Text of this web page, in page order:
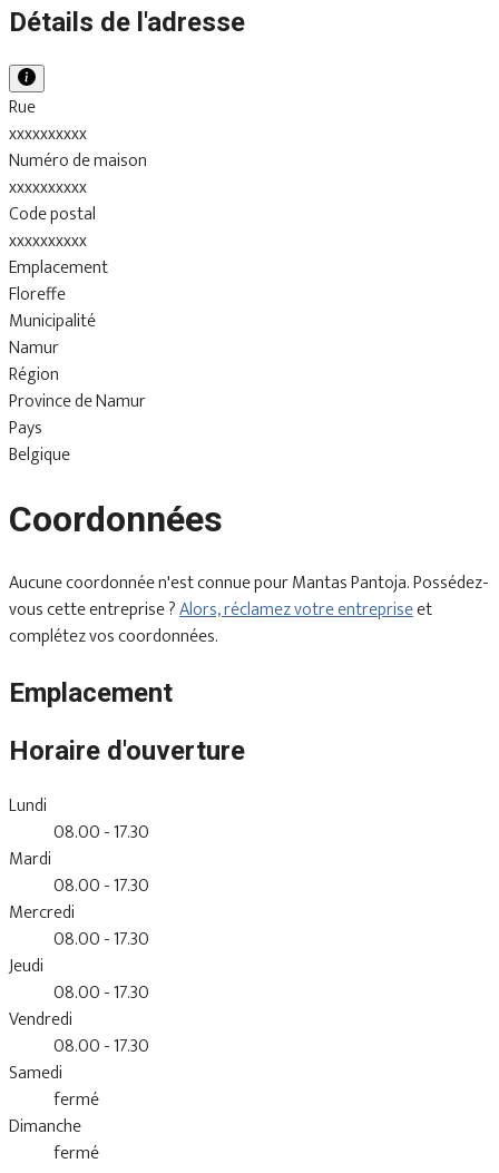
Détails de l'adresse
Rue
xxxxxxxxxx
Numéro de maison
xxxxxxxxxx
Code postal
xxxxxxxxxx
Emplacement
Floreffe
Municipalité
Namur
Région
Province de Namur
Pays
Belgique
Coordonnées
Aucune coordonnée n'est connue pour Mantas Pantoja. Possédez-
vous cette entreprise ?Alors, réclamez votre entrepriseet
complétez vos coordonnées.
Emplacement
Horaire d'ouverture
Lundi
08.00 - 17.30
Mardi
08.00 - 17.30
Mercredi
08.00 - 17.30
Jeudi
08.00 - 17.30
Vendredi
08.00 - 17.30
Samedi
fermé
Dimanche
fermé